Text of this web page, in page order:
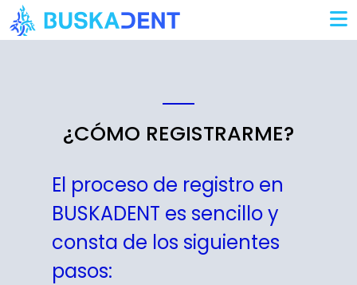
¿CÓMO REGISTRARME?
El proceso de registro en
BUSKADENT es sencillo y
consta de los siguientes
pasos: